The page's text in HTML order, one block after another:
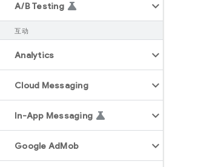
A/B Testing
互动
Analytics
Cloud Messaging
In-App Messaging
Google AdMob